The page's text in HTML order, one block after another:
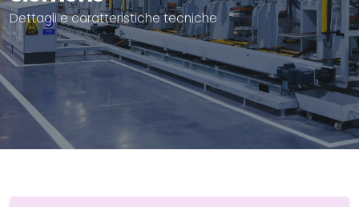
Dettagli e caratteristiche tecniche